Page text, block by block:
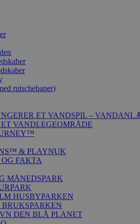
rutschebaner)
ET VANDSPIL –
VANDLEGEOMRÅDE
& PLAYNUK
FAKTA
MÅNEDSPARK
HUSBYPARKEN
DEN BLÅ PLANET